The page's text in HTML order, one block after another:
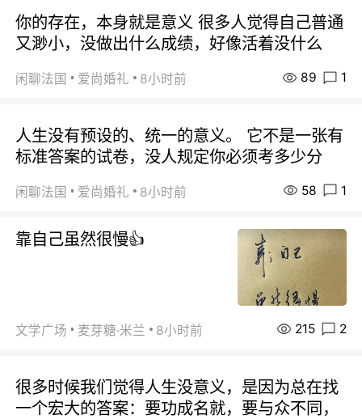
你的存在，本身就是意义 很多人觉得自己普通
又渺小，没做出什么成绩，好像活着没什么
闲聊法国 爱尚婚礼 8小时前 89 1
人生没有预设的、统一的意义。 它不是一张有
标准答案的试卷，没人规定你必须考多少分
闲聊法国 爱尚婚礼 8小时前 58 1
靠自己虽然很慢👍
文学广场 麦芽糖·米兰 8小时前 215 2
很多时候我们觉得人生没意义，是因为总在找
一个宏大的答案：要功成名就，要与众不同，